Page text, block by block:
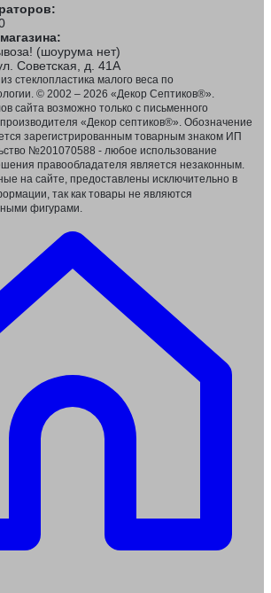
(шоурума нет)
Советская, д. 41А
стеклопластика малого веса по
© 2002 – 2026 «Декор Септиков®».
сайта возможно только с письменного
«Декор септиков®». Обозначение
зарегистрированным товарным знаком ИП
№201070588 - любое использование
правообладателя является незаконным.
на сайте, предоставлены исключительно в
так как товары не являются
фигурами.